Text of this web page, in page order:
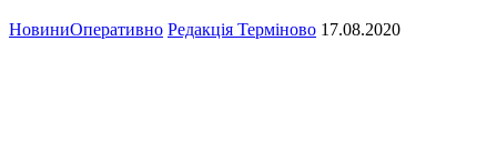
НовиниОперативно Редакція Терміново 17.08.2020